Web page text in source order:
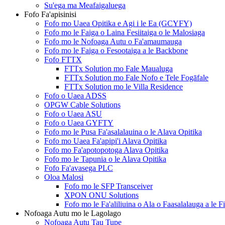
Su'ega ma Meafaigaluega
Fofo Fa'apisinisi
Fofo mo Uaea Opitika e Agi i le Ea (GCYFY)
Fofo mo le Faiga o Laina Fesiitaiga o le Malosiaga
Fofo mo le Nofoaga Autu o Fa'amaumauga
Fofo mo le Faiga o Fesootaiga a le Backbone
Fofo FTTX
FTTx Solution mo Fale Maualuga
FTTx Solution mo Fale Nofo e Tele Fogāfale
FTTx Solution mo le Villa Residence
Fofo o Uaea ADSS
OPGW Cable Solutions
Fofo o Uaea ASU
Fofo o Uaea GYFTY
Fofo mo le Pusa Fa'asalalauina o le Alava Opitika
Fofo mo Uaea Fa'apipi'i Alava Opitika
Fofo mo Fa'apotopotoga Alava Opitika
Fofo mo le Tapunia o le Alava Opitika
Fofo Fa'avasega PLC
Oloa Malosi
Fofo mo le SFP Transceiver
XPON ONU Solutions
Fofo mo le Fa'aliliuina o Ala o Faasalalauga a le
Nofoaga Autu mo le Lagolago
Nofoaga Autu Tau Tupe